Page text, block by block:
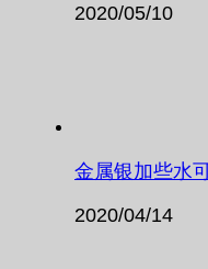
2020/05/10
金属银加些水
2020/04/14